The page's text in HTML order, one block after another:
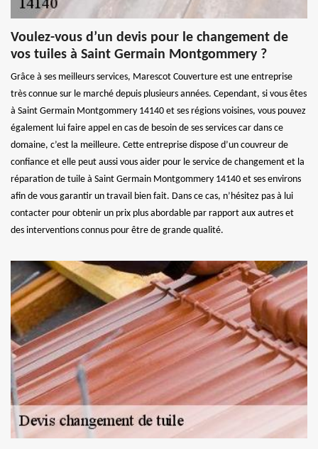
Voulez-vous d’un devis pour le changement de
vos tuiles à Saint Germain Montgommery ?
Grâce à ses meilleurs services, Marescot Couverture est une entreprise
très connue sur le marché depuis plusieurs années. Cependant, si vous êtes
à Saint Germain Montgommery 14140 et ses régions voisines, vous pouvez
également lui faire appel en cas de besoin de ses services car dans ce
domaine, c’est la meilleure. Cette entreprise dispose d’un couvreur de
confiance et elle peut aussi vous aider pour le service de changement et la
réparation de tuile à Saint Germain Montgommery 14140 et ses environs
afin de vous garantir un travail bien fait. Dans ce cas, n’hésitez pas à lui
contacter pour obtenir un prix plus abordable par rapport aux autres et
des interventions connus pour être de grande qualité.